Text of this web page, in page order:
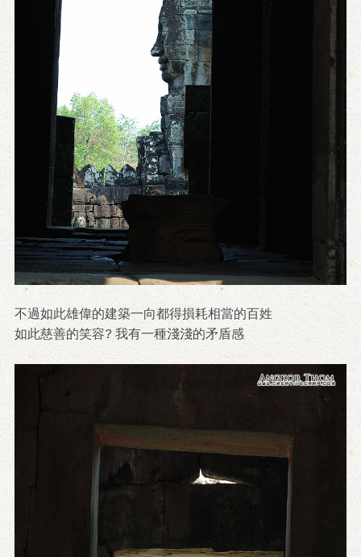
不過如此雄偉的建築一向都得損耗相當的百姓
如此慈善的笑容? 我有一種淺淺的矛盾感